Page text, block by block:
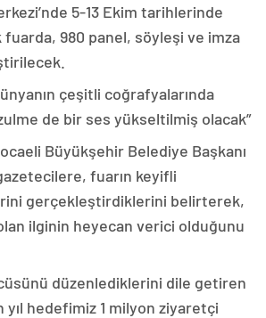
5-13 Ekim tarihlerinde
980 panel, söyleşi ve imza
çeşitli coğrafyalarında
de bir ses yükseltilmiş olacak”
Büyükşehir Belediye Başkanı
fuarın keyifli
gerçekleştirdiklerini belirterek,
ilginin heyecan verici olduğunu
düzenlediklerini dile getiren
yıl hedefimiz 1 milyon ziyaretçi